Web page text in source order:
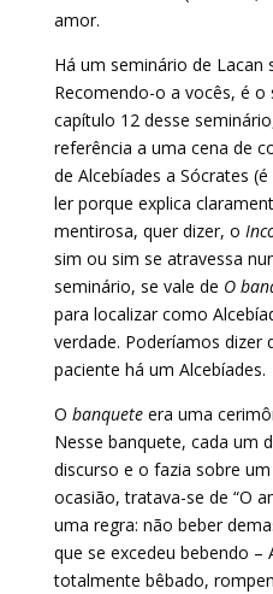
amor.
Há um seminário de Lacan
Recomendo-o a vocês, é o
capítulo 12 desse
referência a uma cena de
de Alcebíades a Sócrates
ler porque explica
mentirosa, quer dizer, o
sim ou sim se atravessa
seminário, se vale de O
para localizar como
verdade. Poderíamos dizer
paciente há um Alcebíades.
O banqueteera uma
Nesse banquete, cada um
discurso e o fazia sobre
ocasião, tratava-se de “O
uma regra: não beber
que se excedeu bebendo –
totalmente bêbado,